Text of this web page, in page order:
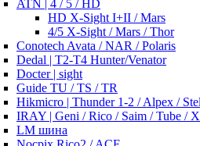
ATN | 4 / 5 / HD
HD X-Sight I+II / Mars
4/5 X-Sight / Mars / Thor
Conotech Avata / NAR / Polaris
Dedal | T2-T4 Hunter/Venator
Docter | sight
Guide TU / TS / TR
Hikmicro | Thunder 1-2 / Alpex /
IRAY | Geni / Rico / Saim / Tube /
LM шина